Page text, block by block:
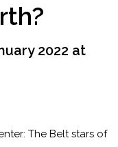
2022 at
The Belt stars of